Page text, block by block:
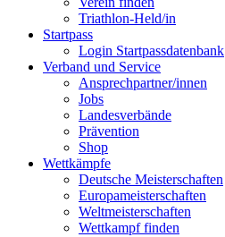
Triathlon-Held/in
Startpass
Login Startpassdatenbank
Verband und Service
Ansprechpartner/innen
Jobs
Landesverbände
Prävention
Shop
Wettkämpfe
Deutsche Meisterschaften
Europameisterschaften
Weltmeisterschaften
Wettkampf finden